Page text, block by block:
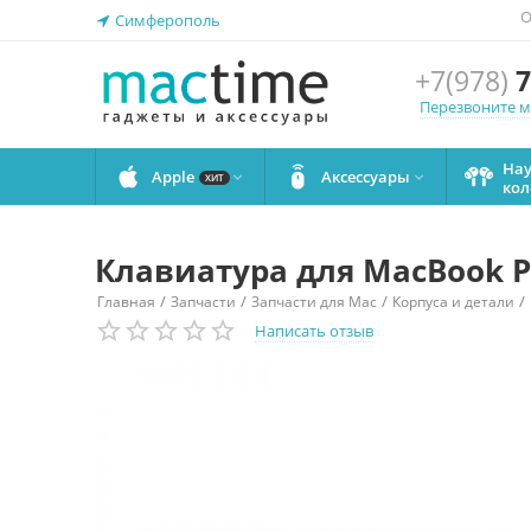
Симферополь
+7(978)
Перезвоните
Apple ХИТ  Аксессуары 
Клавиатура для MacBook
Главная / Запчасти / Запчасти для Mac / Корпуса и детали /
Написать отзыв